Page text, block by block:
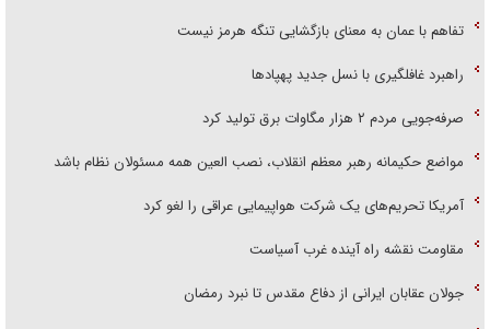
تفاهم با عمان به معنای بازگشایی تنگه هرمز نیست
راهبرد غافلگیری با نسل جدید پهپاد‌ها
صرفه‌جویی مردم ۲ هزار مگاوات برق تولید کرد
مواضع حکیمانه رهبر معظم انقلاب، نصب العین همه مسئولان نظام باشد
آمریکا تحریم‌های یک شرکت هواپیمایی عراقی را لغو کرد
مقاومت نقشه راه آینده غرب آسیاست
جولان عقابان ایرانی از دفاع مقدس تا نبرد رمضان